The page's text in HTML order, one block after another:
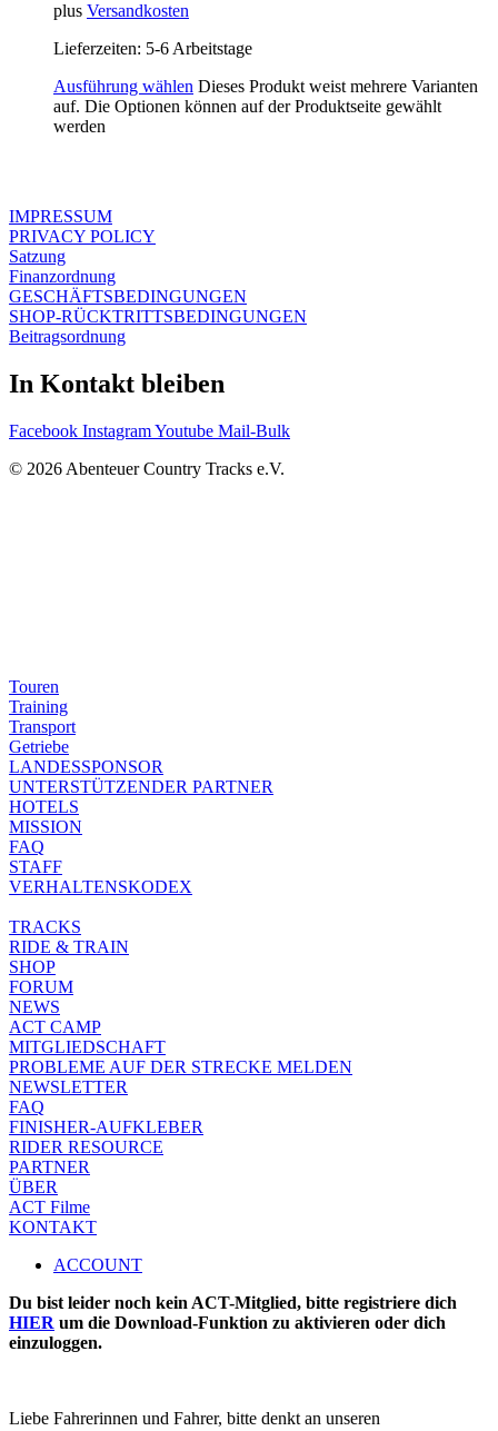
plus Versandkosten
Lieferzeiten: 5-6 Arbeitstage
Ausführung wählen Dieses Produkt weist mehrere Varianten
auf. Die Optionen können auf der Produktseite gewählt
werden
IMPRESSUM
PRIVACY POLICY
Satzung
Finanzordnung
GESCHÄFTSBEDINGUNGEN
SHOP-RÜCKTRITTSBEDINGUNGEN
Beitragsordnung
In Kontakt bleiben
Facebook InstagramYoutube Mail-Bulk
© 2026 Abenteuer Country Tracks e.V.
Touren
Training
Transport
Getriebe
LANDESSPONSOR
UNTERSTÜTZENDER PARTNER
HOTELS
MISSION
FAQ
STAFF
VERHALTENSKODEX
TRACKS
RIDE & TRAIN
SHOP
FORUM
NEWS
ACT CAMP
MITGLIEDSCHAFT
PROBLEME AUF DER STRECKE MELDEN
NEWSLETTER
FAQ
FINISHER-AUFKLEBER
RIDER RESOURCE
PARTNER
ÜBER
ACT Filme
KONTAKT
ACCOUNT
Du bist leider noch kein ACT-Mitglied, bitte registriere dich
HIER um die Download-Funktion zu aktivieren oder dich
einzuloggen.
Liebe Fahrerinnen und Fahrer, bitte denkt an unseren